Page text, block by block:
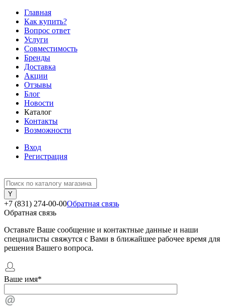
Главная
Как купить?
Вопрос ответ
Услуги
Совместимость
Бренды
Доставка
Акции
Отзывы
Блог
Новости
Каталог
Контакты
Возможности
Вход
Регистрация
+7 (831) 274-00-00Обратная связь
Обратная связь
Оставьте Ваше сообщение и контактные данные и наши
специалисты свяжутся с Вами в ближайшее рабочее время для
решения Вашего вопроса.
Ваше имя*